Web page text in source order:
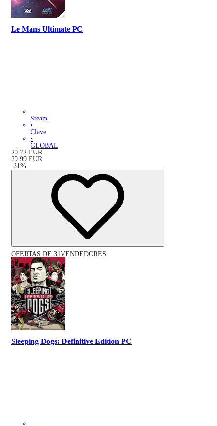
Le Mans Ultimate PC
Steam
•
Clave
•
GLOBAL
20.72 EUR
29.99 EUR
-31%
OFERTAS DE 31VENDEDORES
Sleeping Dogs: Definitive Edition PC